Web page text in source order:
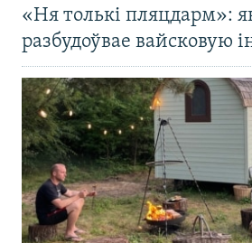
«Ня толькі пляцдарм»:
разбудоўвае вайсковую